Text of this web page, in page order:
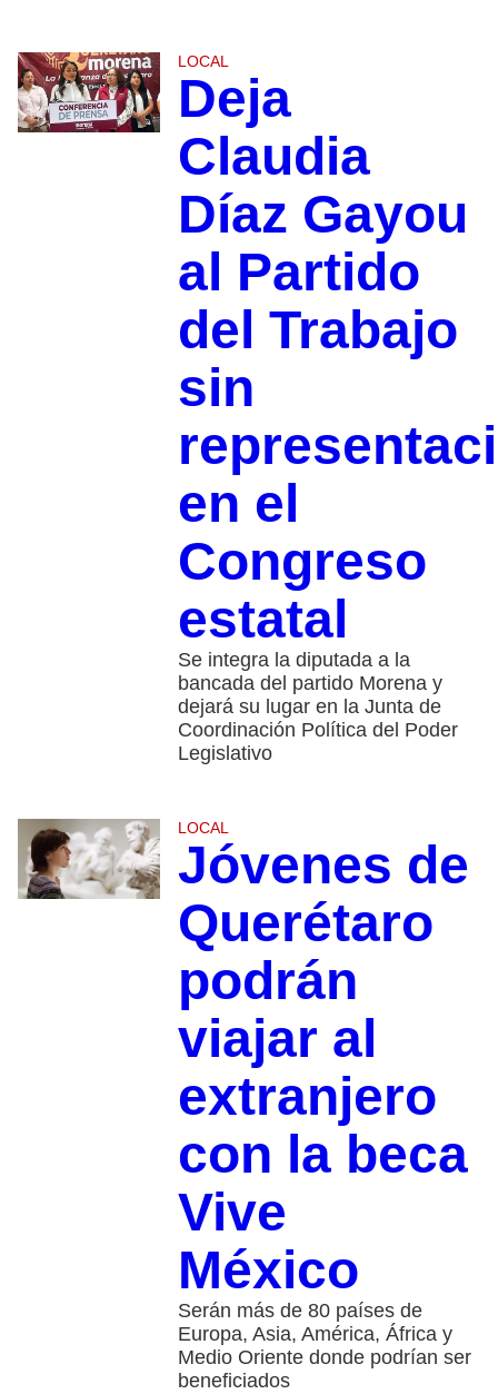
LOCAL
Deja
Claudia
Díaz Gayou
al Partido
del Trabajo
sin
en el
Congreso
estatal
Se integra la diputada a la
bancada del partido Morena y
dejará su lugar en la Junta de
Coordinación Política del Poder
Legislativo
LOCAL
Jóvenes de
Querétaro
podrán
viajar al
extranjero
con la beca
Vive
México
Serán más de 80 países de
Europa, Asia, América, África y
Medio Oriente donde podrían ser
beneficiados